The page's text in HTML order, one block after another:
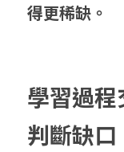
得更稀缺。
學習過程
判斷缺口